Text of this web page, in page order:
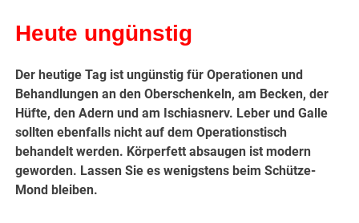
Heute ungünstig
Der heutige Tag ist ungünstig für Operationen und
Behandlungen an den Oberschenkeln, am Becken, der
Hüfte, den Adern und am Ischiasnerv. Leber und Galle
sollten ebenfalls nicht auf dem Operationstisch
behandelt werden. Körperfett absaugen ist modern
geworden. Lassen Sie es wenigstens beim Schütze-
Mond bleiben.